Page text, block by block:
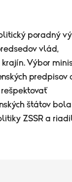
poradný
vlád,
Výbor
predpisov
štátov bola
ZSSR a